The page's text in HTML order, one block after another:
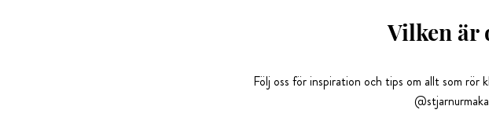
Vilken är
Följ oss för inspiration och tips om allt som rör